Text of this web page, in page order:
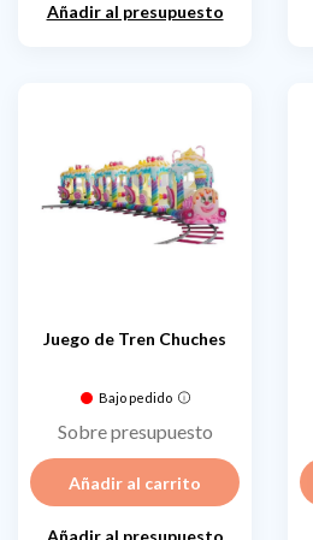
Añadir al presupuesto
Juego de Tren Chuches
Bajo pedido
Sobre presupuesto
Añadir al carrito